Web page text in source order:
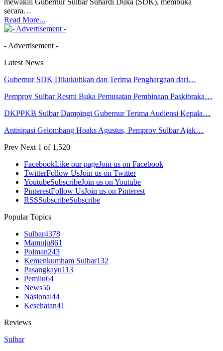
secara…
Read More...
- Advertisement -
Latest News
Gubernur SDK Dikukuhkan dan Terima Penghargaan dari…
Pemprov Sulbar Resmi Buka Pemusatan Pembinaan Paskibraka…
DKPPKB Sulbar Dampingi Gubernur Terima Audiensi Kepala…
Antisipasi Gelombang Hoaks Agustus, Pemprov Sulbar Ajak…
Prev Next 1 of 1,520
FacebookLike our pageJoin us on Facebook
TwitterFollow UsJoin us on Twitter
YoutubeSubscribeJoin us on Youtube
PinterestFollow UsJoin us on Pinterest
RSSSubscribeSubscribe
Popular Topics
Sulbar4378
Mamuju861
Polman243
Kemenkumham Sulbar132
Pasangkayu113
Pemilu64
News56
Nasional44
Kesehatan41
Reviews
Sulbar